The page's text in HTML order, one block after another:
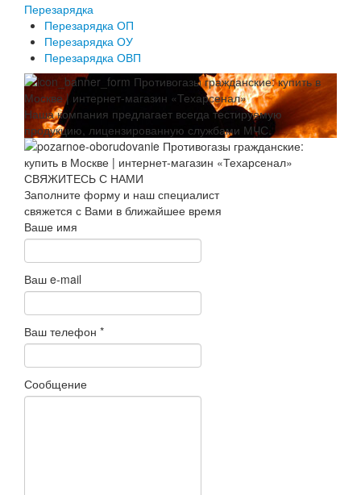
Перезарядка
Перезарядка ОП
Перезарядка ОУ
Перезарядка ОВП
Наша компания предлагает всегда тестируемую
продукцию, лицензированную службами МЧС.
СВЯЖИТЕСЬ С НАМИ
Заполните форму и наш специалист
свяжется с Вами в ближайшее время
Ваше имя
Ваш e-mail
Ваш телефон *
Сообщение